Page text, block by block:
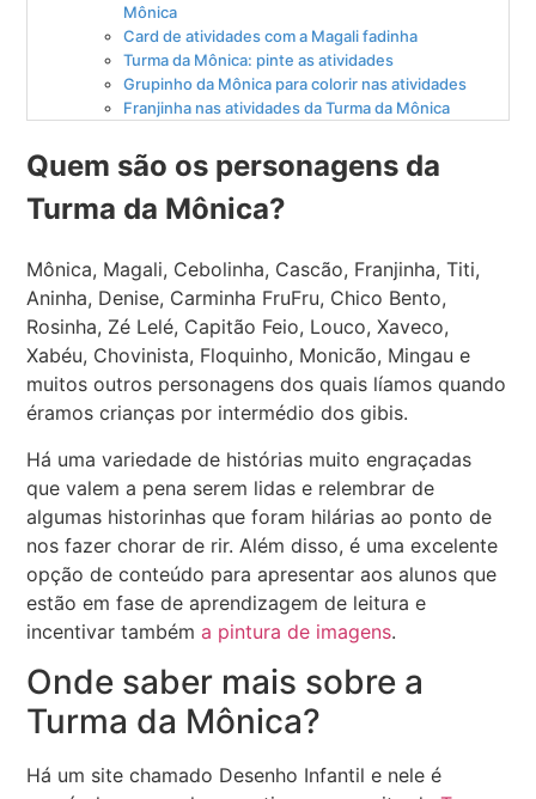
Mônica
Card de atividades com a Magali fadinha
Turma da Mônica: pinte as atividades
Grupinho da Mônica para colorir nas atividades
Franjinha nas atividades da Turma da Mônica
Quem são os personagens da
Turma da Mônica?
Mônica, Magali, Cebolinha, Cascão, Franjinha, Titi,
Aninha, Denise, Carminha FruFru, Chico Bento,
Rosinha, Zé Lelé, Capitão Feio, Louco, Xaveco,
Xabéu, Chovinista, Floquinho, Monicão, Mingau e
muitos outros personagens dos quais líamos quando
éramos crianças por intermédio dos gibis.
Há uma variedade de histórias muito engraçadas
que valem a pena serem lidas e relembrar de
algumas historinhas que foram hilárias ao ponto de
nos fazer chorar de rir. Além disso, é uma excelente
opção de conteúdo para apresentar aos alunos que
estão em fase de aprendizagem de leitura e
incentivar tambéma pintura de imagens.
Onde saber mais sobre a
Turma da Mônica?
Há um site chamado Desenho Infantil e nele é